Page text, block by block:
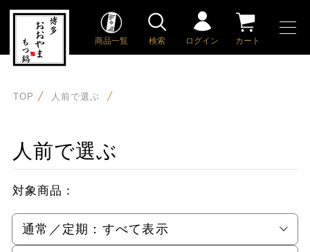
商品一覧 検索 ログイン カート
TOP 人前で選ぶ
人前で選ぶ
対象商品：
通常／定期： すべて表示